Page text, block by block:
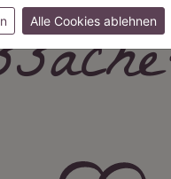
Alle Cookies ablehnen